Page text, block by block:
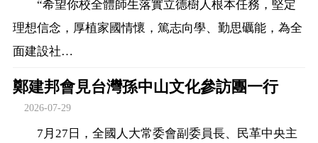
“希望你校全體師生落實立德樹人根本任務，堅定
理想信念，厚植家國情懷，篤志向學、勤思礪能，為全
面建設社…
鄭建邦會見台灣孫中山文化參訪團一行
2026-07-29
7月27日，全國人大常委會副委員長、民革中央主